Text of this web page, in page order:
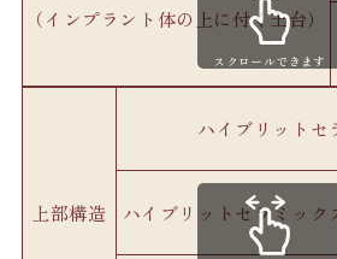
スクロールできます
上部構造
ハイブリット
ハイブリットセラミッ